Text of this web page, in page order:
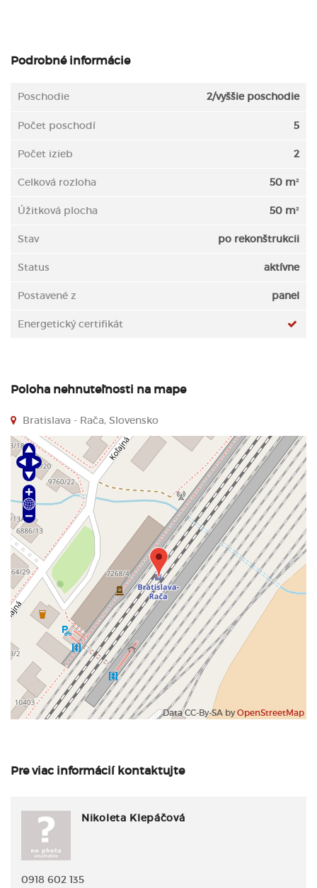
Podrobné informácie
Poschodie 2/vyššie poschodie
Počet poschodí 5
Počet izieb 2
Celková rozloha 50 m²
Úžitková plocha 50 m²
Stav po rekonštrukcii
Status aktívne
Postavené z panel
Energetický certifikát
Poloha nehnuteľnosti na mape
Bratislava - Rača, Slovensko
Data CC-By-SA byOpenStreetMap
Pre viac informácií kontaktujte
Nikoleta Klepáčová
0918 602 135